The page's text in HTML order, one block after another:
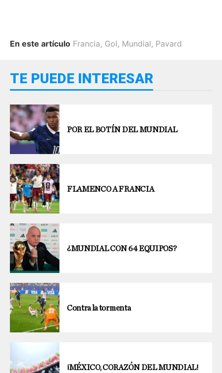
En este artículo Francia, Gol, Mundial, Pavard
TE PUEDE INTERESAR
POR EL BOTÍN DEL MUNDIAL
FLAMENCO A FRANCIA
¿MUNDIAL CON 64 EQUIPOS?
Contra la tormenta
¡MÉXICO, CORAZÓN DEL MUNDIAL!